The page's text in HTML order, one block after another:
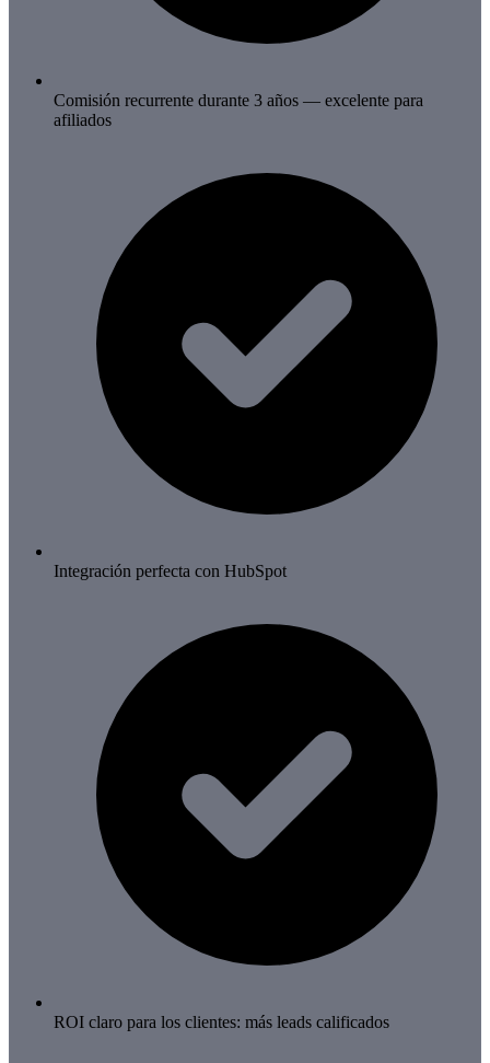
Comisión recurrente durante 3 años — excelente para
afiliados
Integración perfecta con HubSpot
ROI claro para los clientes: más leads calificados